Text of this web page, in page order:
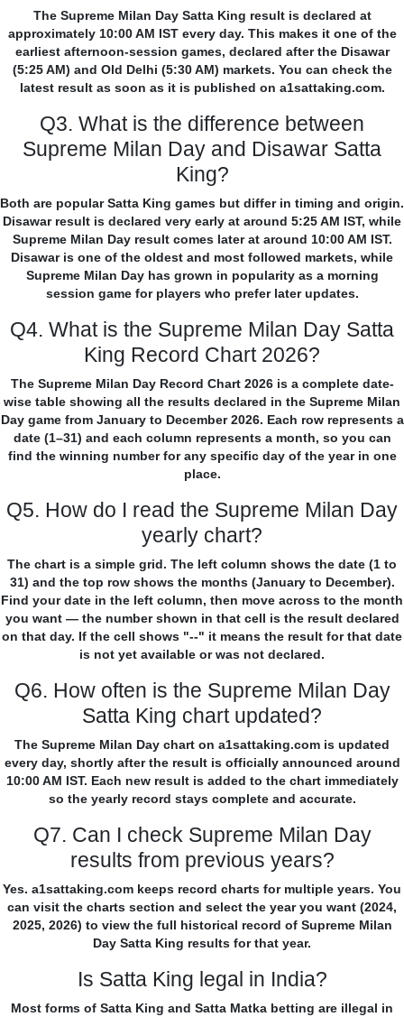
The Supreme Milan Day Satta King result is declared at
approximately 10:00 AM IST every day. This makes it one of the
earliest afternoon-session games, declared after the Disawar
(5:25 AM) and Old Delhi (5:30 AM) markets. You can check the
latest result as soon as it is published on a1sattaking.com.
Q3. What is the difference between
Supreme Milan Day and Disawar Satta
King?
Both are popular Satta King games but differ in timing and origin.
Disawar result is declared very early at around 5:25 AM IST, while
Supreme Milan Day result comes later at around 10:00 AM IST.
Disawar is one of the oldest and most followed markets, while
Supreme Milan Day has grown in popularity as a morning
session game for players who prefer later updates.
Q4. What is the Supreme Milan Day Satta
King Record Chart 2026?
The Supreme Milan Day Record Chart 2026 is a complete date-
wise table showing all the results declared in the Supreme Milan
Day game from January to December 2026. Each row represents a
date (1–31) and each column represents a month, so you can
find the winning number for any specific day of the year in one
place.
Q5. How do I read the Supreme Milan Day
yearly chart?
The chart is a simple grid. The left column shows the date (1 to
31) and the top row shows the months (January to December).
Find your date in the left column, then move across to the month
you want — the number shown in that cell is the result declared
on that day. If the cell shows "--" it means the result for that date
is not yet available or was not declared.
Q6. How often is the Supreme Milan Day
Satta King chart updated?
The Supreme Milan Day chart on a1sattaking.com is updated
every day, shortly after the result is officially announced around
10:00 AM IST. Each new result is added to the chart immediately
so the yearly record stays complete and accurate.
Q7. Can I check Supreme Milan Day
results from previous years?
Yes. a1sattaking.com keeps record charts for multiple years. You
can visit the charts section and select the year you want (2024,
2025, 2026) to view the full historical record of Supreme Milan
Day Satta King results for that year.
Is Satta King legal in India?
Most forms of Satta King and Satta Matka betting are illegal in